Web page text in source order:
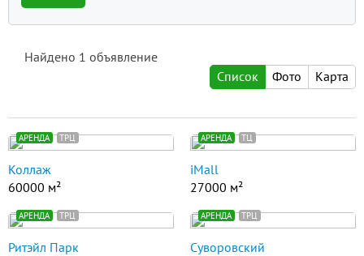
Найдено 1 объявление
Список
Фото Карта
АРЕНДА ТРЦ
Коллаж
60000 м²
АРЕНДА ТЦ
iMall
27000 м²
АРЕНДА ТРЦ
Ритэйл Парк
АРЕНДА ТРЦ
Суворовский